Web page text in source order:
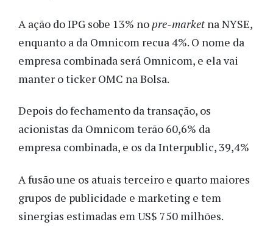
A ação do IPG sobe 13% no pre-marketna NYSE,
enquanto a da Omnicom recua 4%. O nome da
empresa combinada será Omnicom, e ela vai
manter o ticker OMC na Bolsa.
Depois do fechamento da transação, os
acionistas da Omnicom terão 60,6% da
empresa combinada, e os da Interpublic, 39,4%
A fusão une os atuais terceiro e quarto maiores
grupos de publicidade e marketing e tem
sinergias estimadas em US$ 750 milhões.